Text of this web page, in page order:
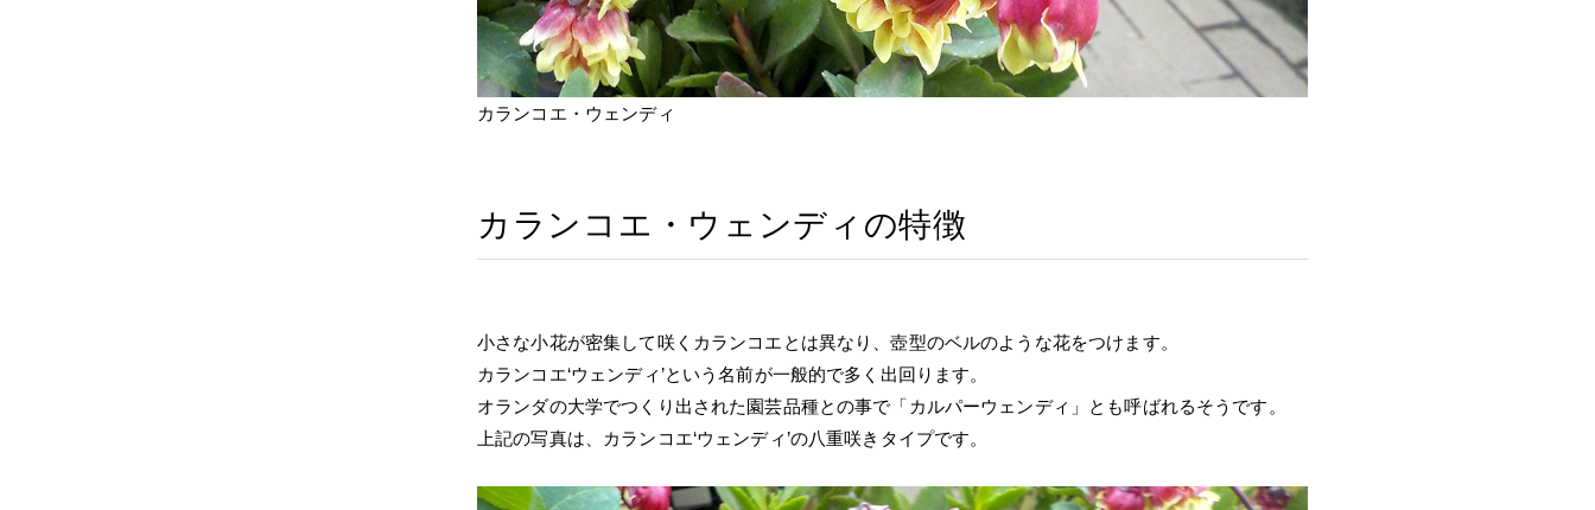
カランコエ・ウェンディ
カランコエ・ウェンディの特徴
小さな小花が密集して咲くカランコエとは異なり、壺型のベルのような花をつけます。
カランコエ‘ウェンディ’という名前が一般的で多く出回ります。
オランダの大学でつくり出された園芸品種との事で「カルパーウェンディ」とも呼ばれるそうです。
上記の写真は、カランコエ‘ウェンディ’の八重咲きタイプです。